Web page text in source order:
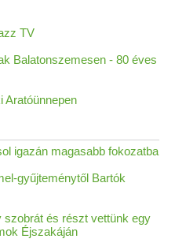
TV
Balatonszemesen - 80 éves
Aratóünnepen
igazán magasabb fokozatba
gyűjteménytől Bartók
szobrát és részt vettünk egy
Éjszakáján